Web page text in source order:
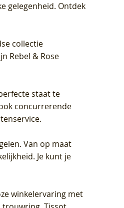
gelegenheid. Ontdek
collectie
Rebel & Rose
staat te
concurrerende
Van op maat
Je kunt je
winkelervaring met